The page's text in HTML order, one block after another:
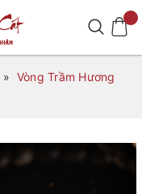
» Vòng Trầm Hương